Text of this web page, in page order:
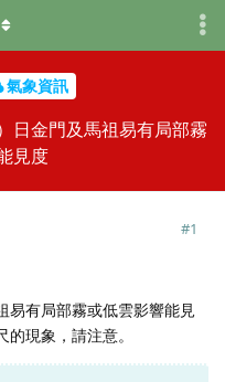
氣象資訊
日金門及馬祖易有局部霧
見度
#1
易有局部霧或低雲影響能見
現象，請注意。